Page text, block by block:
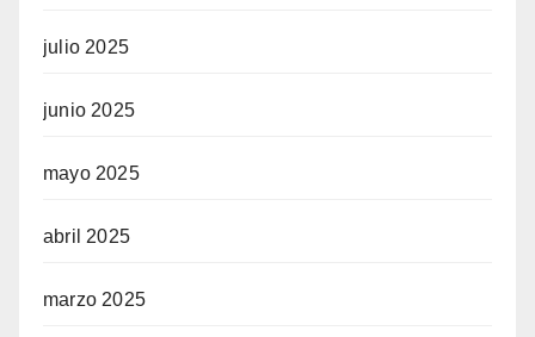
julio 2025
junio 2025
mayo 2025
abril 2025
marzo 2025